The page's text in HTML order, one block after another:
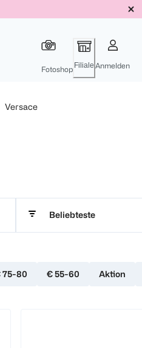
Fotoshop Filiale Anmelden
Versace
Beliebteste
75-80 € 55-60 Aktion